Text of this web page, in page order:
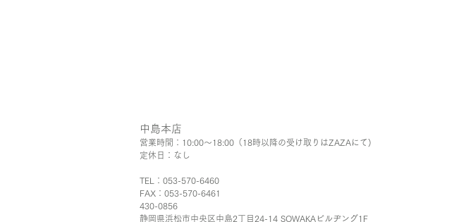
中島本店
営業時間：10:00〜18:00（18時以降の受け取りはZAZAにて)
​定休日：なし
TEL：053-570-6460
FAX：053-570-6461
430-0856
静岡県浜松市中央区中島2丁目24-14 SOWAKAビルヂング1F